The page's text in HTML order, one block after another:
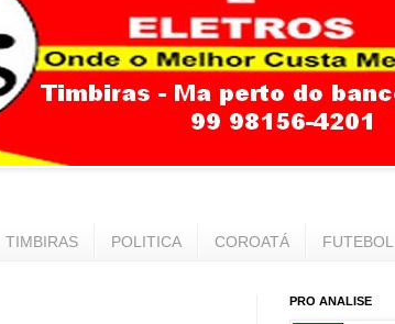
TIMBIRAS POLITICA COROATÁ FUTEBOL
PRO ANALISE